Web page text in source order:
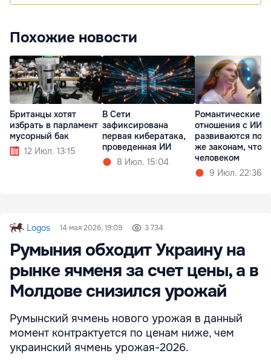
Похожие новости
Британцы хотят
избрать в парламент
мусорный бак
12 Июл. 13:15
В Сети
зафиксирована
первая кибератака,
проведенная ИИ
8 Июл. 15:04
Романтические
отношения с ИИ
развиваются по
же законам, что
человеком
9 Июл. 22:36
Logos 14 мая 2026, 19:09 3 734
Румыния обходит Украину на
рынке ячменя за счет цены, а в
Молдове снизился урожай
Румынский ячмень нового урожая в данный
момент контрактуется по ценам ниже, чем
украинский ячмень урожая-2026.